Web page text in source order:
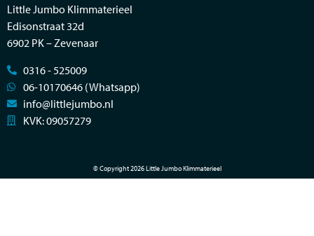
Little Jumbo Klimmaterieel
Edisonstraat 32d
6902 PK – Zevenaar
0316 - 525009
06-10170646 (Whatsapp)
info@littlejumbo.nl
KVK: 09057279
© Copyright 2026 Little Jumbo Klimmaterieel